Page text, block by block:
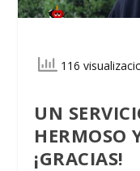
116
UN
HERMOSO
¡GRACIAS!